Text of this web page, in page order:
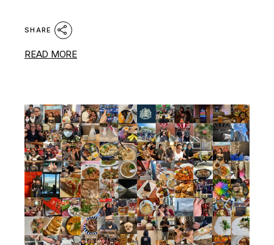
SHARE
READ MORE